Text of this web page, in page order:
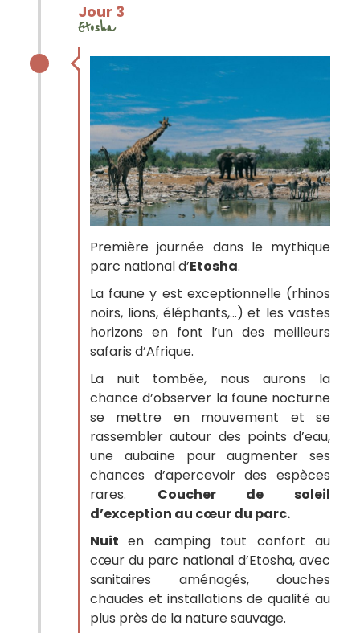
Jour 3
Etosha
Première journée dans le mythique
parc national d’Etosha.
La faune y est exceptionnelle (rhinos
noirs, lions, éléphants,...) et les vastes
horizons en font l’un des meilleurs
safaris d’Afrique.
La nuit tombée, nous aurons la
chance d’observer la faune nocturne
se mettre en mouvement et se
rassembler autour des points d’eau,
une aubaine pour augmenter ses
chances d’apercevoir des espèces
rares. Coucher de soleil
d’exception au cœur du parc.
Nuiten camping tout confort au
cœur du parc national d’Etosha, avec
sanitaires aménagés, douches
chaudes et installations de qualité au
plus près de la nature sauvage.